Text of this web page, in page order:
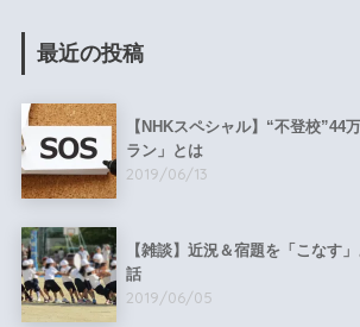
最近の投稿
【NHKスペシャル】“不登校”44
ラン」とは
2019/06/13
【雑談】近況＆宿題を「こなす
話
2019/06/05